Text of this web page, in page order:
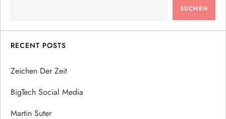
SUCHEN
RECENT POSTS
Zeichen Der Zeit
BigTech Social Media
Martin Suter